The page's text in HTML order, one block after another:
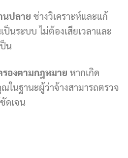
ปลาย ช่างวิเคราะห์และแก้
นระบบ ไม่ต้องเสียเวลาและ
น
งตามกฎหมาย หากเกิด
ในฐานะผู้ว่าจ้างสามารถตรวจ
ดเจน